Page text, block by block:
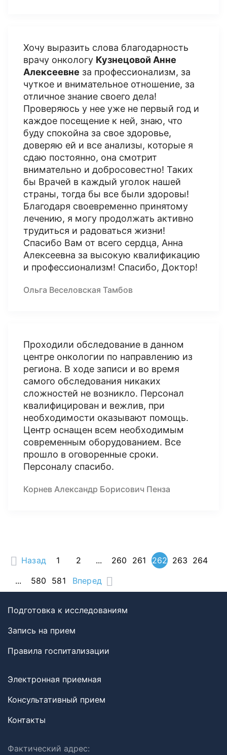
Хочу выразить слова благодарность
врачу онкологу Кузнецовой Анне
Алексеевне за профессионализм, за
чуткое и внимательное отношение, за
отличное знание своего дела!
Проверяюсь у нее уже не первый год и
каждое посещение к ней, знаю, что
буду спокойна за свое здоровье,
доверяю ей и все анализы, которые я
сдаю постоянно, она смотрит
внимательно и добросовестно! Таких
бы Врачей в каждый уголок нашей
страны, тогда бы все были здоровы!
Благодаря своевременно принятому
лечению, я могу продолжать активно
трудиться и радоваться жизни!
Спасибо Вам от всего сердца, Анна
Алексеевна за высокую квалификацию
и профессионализм! Спасибо, Доктор!
Ольга Веселовская Тамбов
Проходили обследование в данном
центре онкологии по направлению из
региона. В ходе записи и во время
самого обследования никаких
сложностей не возникло. Персонал
квалифицирован и вежлив, при
необходимости оказывают помощь.
Центр оснащен всем необходимым
современным оборудованием. Все
прошло в оговоренные сроки.
Персоналу спасибо.
Корнев Александр Борисович Пенза
Назад 1 2 ... 260 261 262 263 264
...
580 581 Вперед
Подготовка к исследованиям
Запись на прием
Правила госпитализации
Электронная приемная
Консультативный прием
Контакты
Фактический адрес: